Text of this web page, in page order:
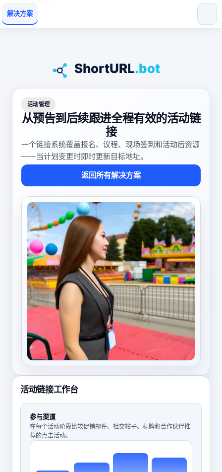
解决方案
活动管理
从预告到后续跟进全程有效的活动链
接
一个链接系统覆盖报名、议程、现场签到和活动后资源
——当计划变更时即时更新目标地址。
返回所有解决方案
活动链接工作台
参与渠道
在每个活动阶段比较促销邮件、社交帖子、标牌和合作伙伴推
荐的点击活动。